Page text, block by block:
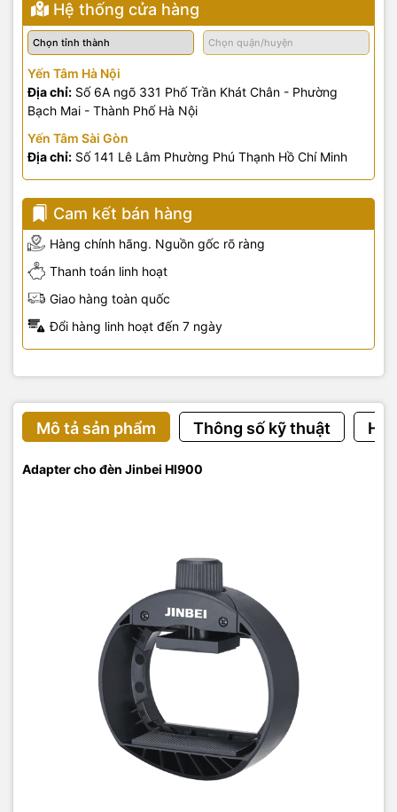
Hệ thống cửa hàng
Yến Tâm Hà Nội
Địa chỉ: Số 6A ngõ 331 Phố Trần Khát Chân - Phường
Bạch Mai - Thành Phố Hà Nội
Yến Tâm Sài Gòn
Địa chỉ: Số 141 Lê Lâm Phường Phú Thạnh Hồ Chí Minh
Cam kết bán hàng
Hàng chính hãng. Nguồn gốc rõ ràng
Thanh toán linh hoạt
Giao hàng toàn quốc
Đổi hàng linh hoạt đến 7 ngày
Mô tả sản phẩm Thông số kỹ thuật
Adapter cho đèn Jinbei HI900